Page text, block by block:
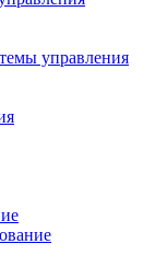
управления